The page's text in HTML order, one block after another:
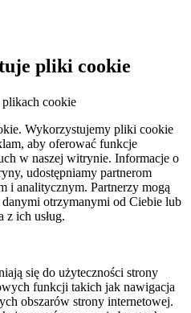
pliki cookie
cookie
Wykorzystujemy pliki cookie
aby oferować funkcje
w naszej witrynie. Informacje o
udostępniamy partnerom
i analitycznym. Partnerzy mogą
otrzymanymi od Ciebie lub
z ich usług.
się do użyteczności strony
funkcji takich jak nawigacja
obszarów strony internetowej.